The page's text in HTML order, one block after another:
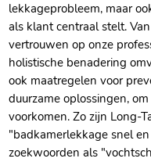
lekkageprobleem, maar
als klant centraal stelt.
vertrouwen op onze
holistische benadering
ook maatregelen voor
duurzame oplossingen,
voorkomen. Zo zijn Long-
"badkamerlekkage snel
zoekwoorden als